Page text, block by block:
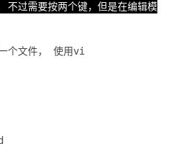
不过需要按两个键，但是在编辑模
个文件， 使用vi